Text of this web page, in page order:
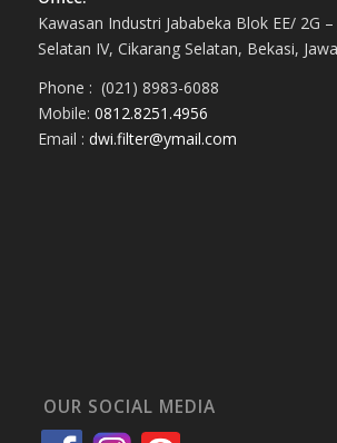
Kawasan Industri Jababeka Blok EE/ 2G –
Selatan IV, Cikarang Selatan, Bekasi,
Phone : (021) 8983-6088
Mobile: 0812.8251.4956
Email : dwi.filter@ymail.com
OUR SOCIAL MEDIA